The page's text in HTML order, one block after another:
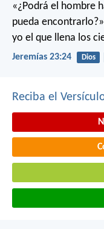
«¿Podrá el hombre
pueda
yo el que llena los
Jeremías 23:24 Dios
Reciba el